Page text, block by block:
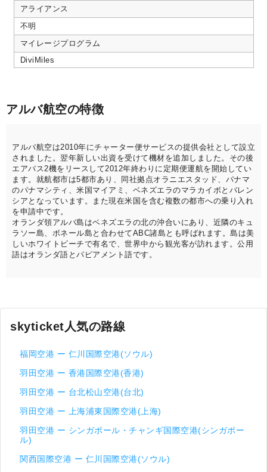
アライアンス
不明
マイレージプログラム
DiviMiles
アルバ航空の特徴
アルバ航空は2010年にチャーター便サービスの提供会社として設立
されました。翌年新しい出資を受けて機材を追加しました。その後
エアバス2機をリースして2012年終わりに定期便運航を開始してい
ます。就航都市は5都市あり、同社拠点オラニエスタッド、パナマ
のパナマシティ、米国マイアミ、ベネズエラのマラカイボとバレン
シアとなっています。また現在米国を含む複数の都市への乗り入れ
を申請中です。
オランダ領アルバ島はベネズエラの北の沖合いにあり、近隣のキュ
ラソー島、ボネール島と合わせてABC諸島とも呼ばれます。島は美
しいホワイトビーチで有名で、世界中から観光客が訪れます。公用
語はオランダ語とパピアメント語です。
skyticket人気の路線
福岡空港 ー 仁川国際空港(ソウル)
羽田空港 ー 香港国際空港(香港)
羽田空港 ー 台北松山空港(台北)
羽田空港 ー 上海浦東国際空港(上海)
羽田空港 ー シンガポール・チャンギ国際空港(シンガポー
ル)
関西国際空港 ー 仁川国際空港(ソウル)